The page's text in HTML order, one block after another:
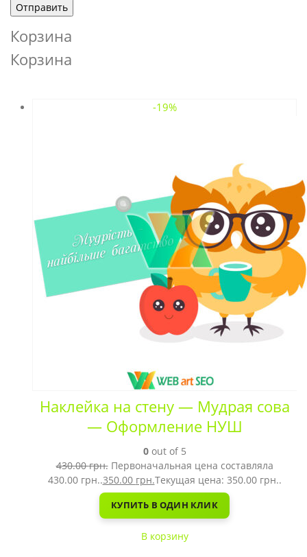
Корзина
Корзина
-19%
Наклейка на стену — Мудрая сова
— Оформление НУШ
0out of 5
430.00грн. Первоначальная цена составляла
430.00 грн..350.00 грн.Текущая цена: 350.00 грн..
КУПИТЬ В ОДИН КЛИК
В корзину